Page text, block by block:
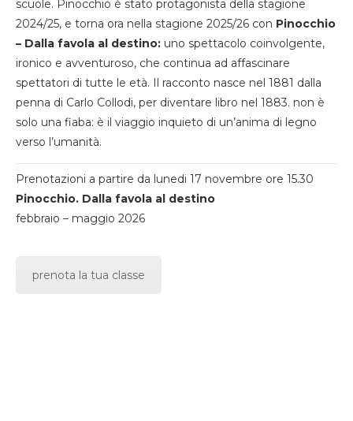
scuole. Pinocchio è stato protagonista della stagione
2024/25, e torna ora nella stagione 2025/26 con Pinocchio
– Dalla favola al destino: uno spettacolo coinvolgente,
ironico e avventuroso, che continua ad affascinare
spettatori di tutte le età. Il racconto nasce nel 1881 dalla
penna di Carlo Collodi, per diventare libro nel 1883. non è
solo una fiaba: è il viaggio inquieto di un’anima di legno
verso l’umanità.
Prenotazioni a partire da lunedi 17 novembre ore 15.30
Pinocchio. Dalla favola al destino
febbraio – maggio 2026
prenota la tua classe